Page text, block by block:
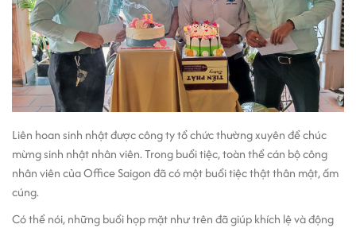
Liên hoan sinh nhật được công ty tổ chức thường xuyên để chúc
mừng sinh nhật nhân viên. Trong buổi tiệc, toàn thể cán bộ công
nhân viên của Office Saigon đã có một buổi tiệc thật thân mật, ấm
cúng.
Có thể nói, những buổi họp mặt như trên đã giúp khích lệ và động